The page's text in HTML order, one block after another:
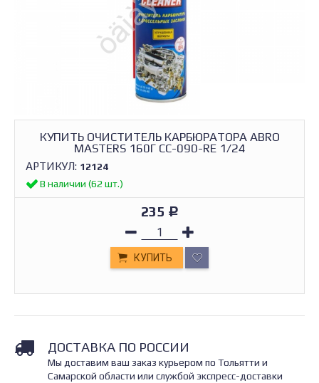
КУПИТЬ ОЧИСТИТЕЛЬ КАРБЮРАТОРА ABRO
MASTERS 160Г CC-090-RE 1/24
АРТИКУЛ: 12124
В наличии (62 шт.)
235 Р
КУПИТЬ
ДОСТАВКА ПО РОССИИ
Мы доставим ваш заказ курьером по Тольятти и
Самарской области или службой экспресс-доставки